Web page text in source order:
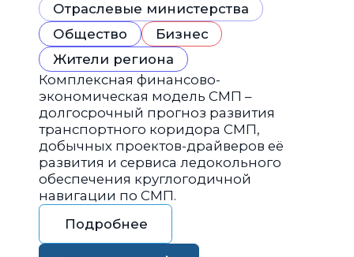
Отраслевые министерства
Общество
Бизнес
Жители региона
Комплексная финансово-
экономическая модель СМП –
долгосрочный прогноз развития
транспортного коридора СМП,
добычных проектов-драйверов её
развития и сервиса ледокольного
обеспечения круглогодичной
навигации по СМП.
Подробнее